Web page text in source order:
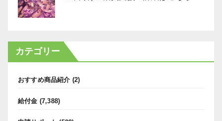
カテゴリー
おすすめ商品紹介 (2)
給付金 (7,388)